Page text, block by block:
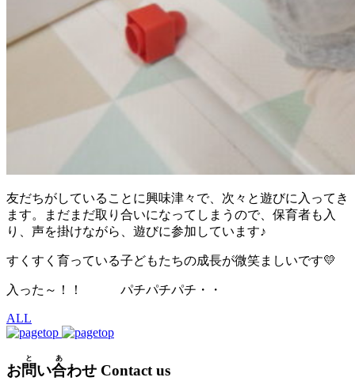
友だちがしていることに興味津々で、次々と遊びに入ってき
ます。まだまだ取り合いになってしまうので、保育者も入
り、声を掛けながら、遊びに参加しています♪
すくすく育っている子どもたちの成長が微笑ましいです💛
入った～！！ パチパチパチ・・
ALL
お問
と
い合
あ
わせ Contact us